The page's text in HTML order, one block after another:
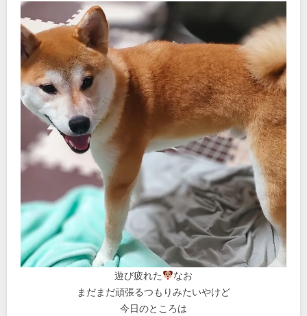
遊び疲れた
なお
まだまだ頑張るつもりみたいやけど
今日のところは